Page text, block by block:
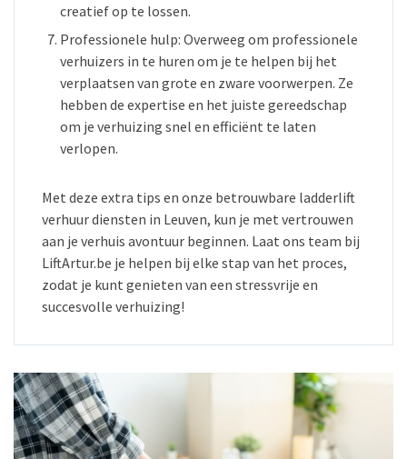
creatief op te lossen.
Professionele hulp: Overweeg om professionele
verhuizers in te huren om je te helpen bij het
verplaatsen van grote en zware voorwerpen. Ze
hebben de expertise en het juiste gereedschap
om je verhuizing snel en efficiënt te laten
verlopen.
Met deze extra tips en onze betrouwbare ladderlift
verhuur diensten in Leuven, kun je met vertrouwen
aan je verhuis avontuur beginnen. Laat ons team bij
LiftArtur.be je helpen bij elke stap van het proces,
zodat je kunt genieten van een stressvrije en
succesvolle verhuizing!